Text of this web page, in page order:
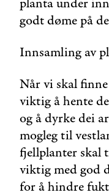
planta under
godt døme på
Innsamling av
Når vi skal
viktig å hente
og å dyrke dei
mogleg til
fjellplanter skal
viktig med god
for å hindre